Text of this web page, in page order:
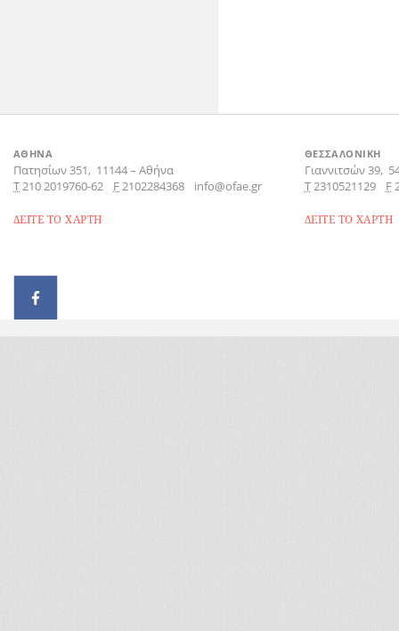
ΑΘΗΝΑ
Πατησίων 351, 11144– Αθήνα
Τ210 2019760-62 F2102284368 info@ofae.gr
ΔΕΙΤΕ ΤΟ ΧΑΡΤΗ
ΘΕΣΣΑΛΟΝΙΚΗ
Γιαννιτσών 39,
Τ2310521129 F
ΔΕΙΤΕ ΤΟ ΧΑΡΤΗ